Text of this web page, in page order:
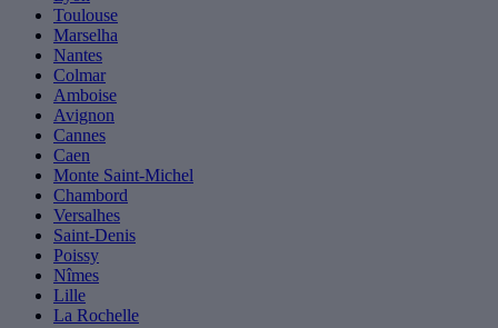
Toulouse
Marselha
Nantes
Colmar
Amboise
Avignon
Cannes
Caen
Monte Saint-Michel
Chambord
Versalhes
Saint-Denis
Poissy
Nîmes
Lille
La Rochelle